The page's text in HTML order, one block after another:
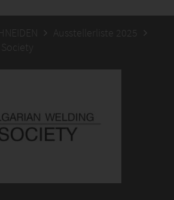
Ausstellerliste 2025